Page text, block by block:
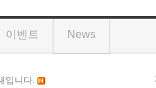
이벤트 News
입니다.